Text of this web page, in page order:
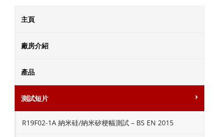
主頁
廠房介紹
產品
測試短片
R19F02-1A 納米硅/納米矽梗幅測試 – BS EN 2015